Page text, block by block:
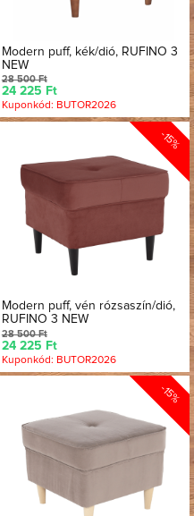
Modern puff, kék/dió, RUFINO 3
NEW
28 500 Ft
24 225 Ft
Kuponkód: BUTOR2026
-15%
Modern puff, vén rózsaszín/dió,
RUFINO 3 NEW
28 500 Ft
24 225 Ft
Kuponkód: BUTOR2026
-15%